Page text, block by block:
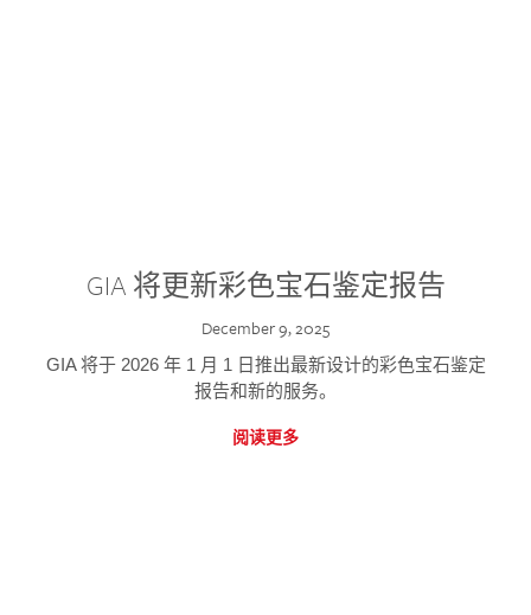
GIA 将更新彩色宝石鉴定报告
December 9, 2025
GIA 将于 2026 年 1 月 1 日推出最新设计的彩色宝石鉴定
报告和新的服务。
阅读更多